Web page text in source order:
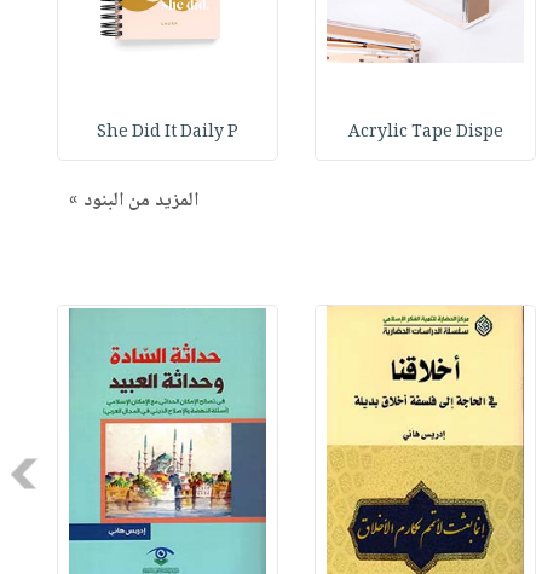
Acrylic Tape Dispe
She Did It Daily P
المزيد من البنود »